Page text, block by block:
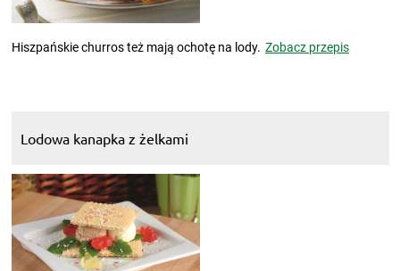
Hiszpańskie churros też mają ochotę na lody. Zobacz przepis
Lodowa kanapka z żelkami